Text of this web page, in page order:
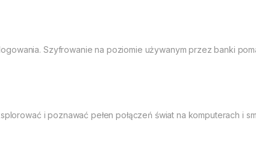
Szyfrowanie na poziomie używanym przez banki
i poznawać pełen połączeń świat na komputerach i